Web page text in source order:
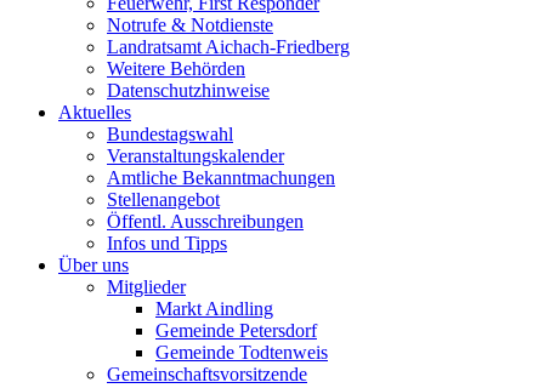
Notrufe & Notdienste
Landratsamt Aichach-Friedberg
Weitere Behörden
Datenschutzhinweise
Aktuelles
Bundestagswahl
Veranstaltungskalender
Amtliche Bekanntmachungen
Stellenangebot
Öffentl. Ausschreibungen
Infos und Tipps
Über uns
Mitglieder
Markt Aindling
Gemeinde Petersdorf
Gemeinde Todtenweis
Gemeinschaftsvorsitzende